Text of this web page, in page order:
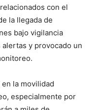
con el
la llegada de
bajo vigilancia
y provocado un
la movilidad
especialmente por